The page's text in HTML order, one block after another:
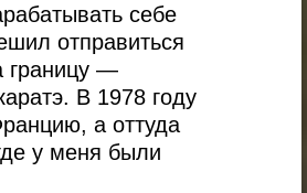
себе
отправиться
границу —
В 1978 году
а оттуда
у меня были